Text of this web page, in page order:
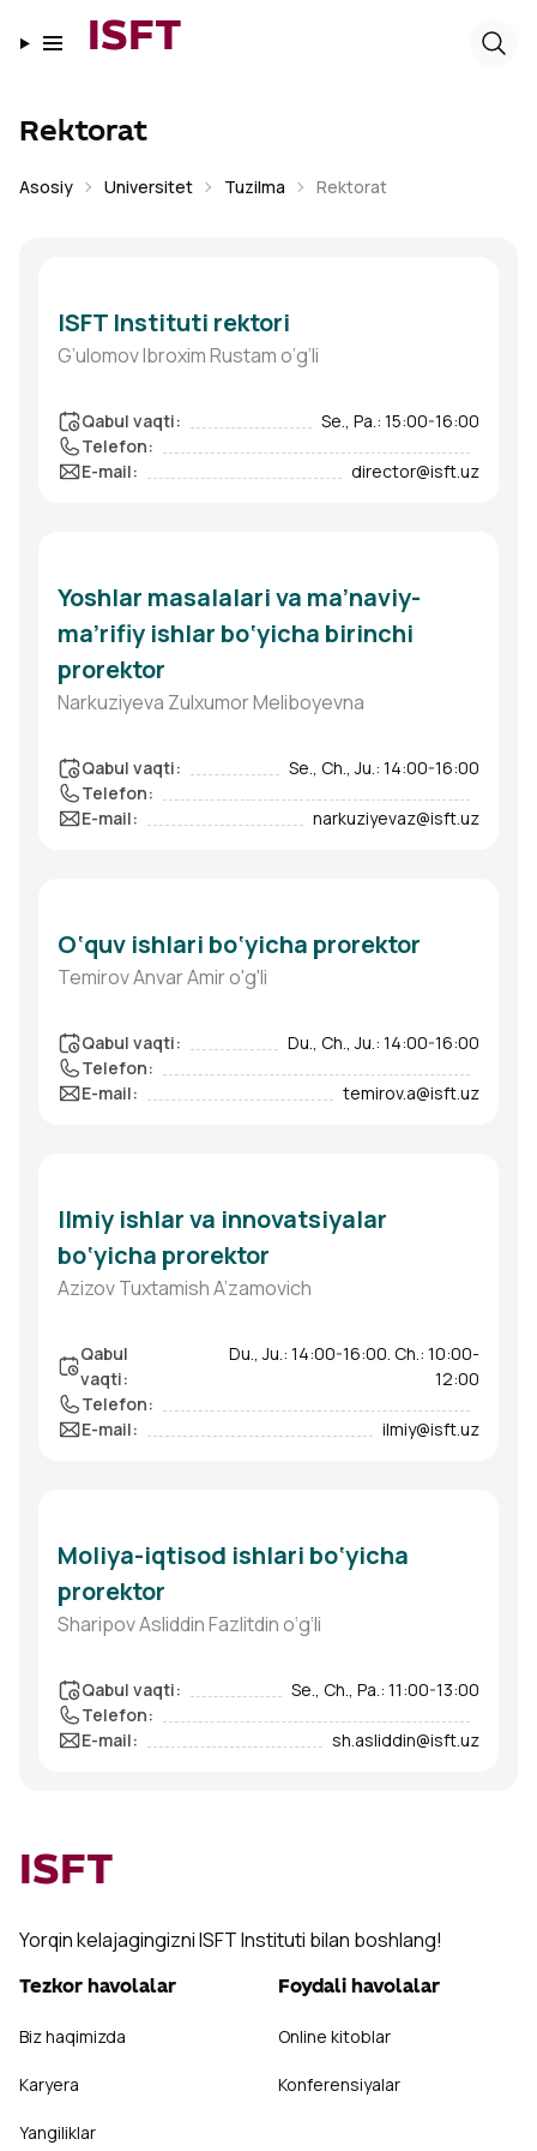
ISFT
Rektorat
Asosiy Universitet Tuzilma Rektorat
ISFT Instituti rektori
G’ulomov Ibroxim Rustam o’g’li
Qabul vaqti:
Se., Pa.: 15:00-16:00
Telefon:
E-mail: director@isft.uz
Yoshlar masalalari va ma’naviy-
ma’rifiy ishlar bo‘yicha birinchi
prorektor
Narkuziyeva Zulxumor Meliboyevna
Qabul vaqti:
Se., Ch., Ju.: 14:00-16:00
Telefon:
E-mail: narkuziyevaz@isft.uz
O‘quv ishlari bo‘yicha prorektor
Temirov Anvar Amir o'g'li
Qabul vaqti:
Du., Ch., Ju.: 14:00-16:00
Telefon:
E-mail: temirov.a@isft.uz
Ilmiy ishlar va innovatsiyalar
bo‘yicha prorektor
Azizov Tuxtamish A’zamovich
Qabul
vaqti:
Du., Ju.: 14:00-16:00. Ch.: 10:00-
12:00
Telefon:
E-mail: ilmiy@isft.uz
Moliya-iqtisod ishlari bo‘yicha
prorektor
Sharipov Asliddin Fazlitdin o‘g‘li
Qabul vaqti:
Se., Ch., Pa.: 11:00-13:00
Telefon:
E-mail: sh.asliddin@isft.uz
ISFT
Yorqin kelajagingizni ISFT Instituti bilan boshlang!
Tezkor havolalar
Biz haqimizda
Karyera
Yangiliklar
Foydali havolalar
Online kitoblar
Konferensiyalar